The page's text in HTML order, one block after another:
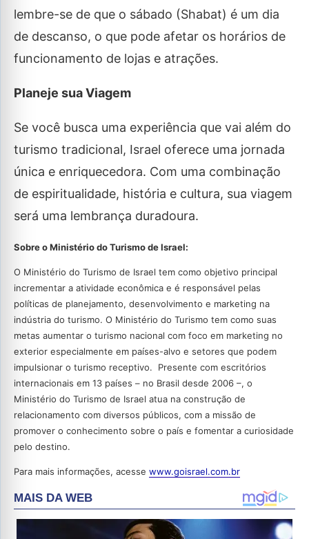
lembre-se de que o sábado (Shabat) é um dia
de descanso, o que pode afetar os horários de
funcionamento de lojas e atrações.
Planeje sua Viagem
Se você busca uma experiência que vai além do
turismo tradicional, Israel oferece uma jornada
única e enriquecedora. Com uma combinação
de espiritualidade, história e cultura, sua viagem
será uma lembrança duradoura.
Sobre o Ministério do Turismo de Israel:
O Ministério do Turismo de Israel tem como objetivo principal
incrementar a atividade econômica e é responsável pelas
políticas de planejamento, desenvolvimento e marketing na
indústria do turismo. O Ministério do Turismo tem como suas
metas aumentar o turismo nacional com foco em marketing no
exterior especialmente em países-alvo e setores que podem
impulsionar o turismo receptivo. Presente com escritórios
internacionais em 13 países – no Brasil desde 2006 –, o
Ministério do Turismo de Israel atua na construção de
relacionamento com diversos públicos, com a missão de
promover o conhecimento sobre o país e fomentar a curiosidade
pelo destino.
Para mais informações, acesse www.goisrael.com.br